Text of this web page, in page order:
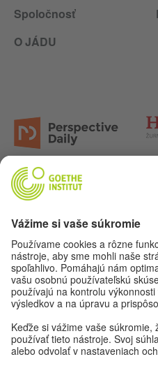
Spoločnosť
O JÁDU
Poďme sa priateliť. Sleduj